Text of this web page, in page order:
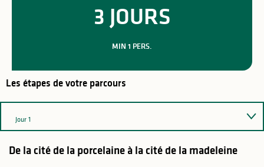
3 JOURS
MIN 1 PERS.
Les étapes de votre parcours
Jour 1
Jour 2
De la cité de la porcelaine à la cité de la madeleine